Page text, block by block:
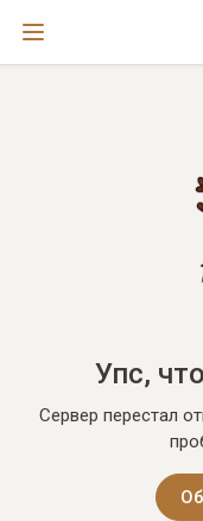
Упс,
Сервер перестал